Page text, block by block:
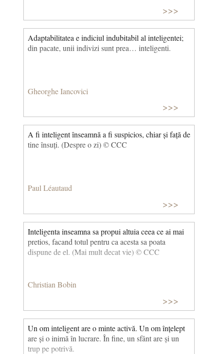
>>>
Adaptabilitatea e indiciul indubitabil al inteligentei;
din pacate, unii indivizi sunt prea… inteligenti.
Gheorghe Iancovici
>>>
A fi inteligent înseamnă a fi suspicios, chiar și față de
tine însuți. (Despre o zi) © CCC
Paul Léautaud
>>>
Inteligenta inseamna sa propui altuia ceea ce ai mai
pretios, facand totul pentru ca acesta sa poata
dispune de el. (Mai mult decat vie) © CCC
Christian Bobin
>>>
Un om inteligent are o minte activă. Un om înțelept
are și o inimă în lucrare. În fine, un sfânt are și un
trup pe potrivă.